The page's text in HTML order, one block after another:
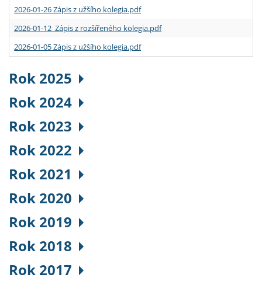
2026-01-26 Zápis z užšího kolegia.pdf
2026-01-12 Zápis z rozšířeného kolegia.pdf
2026-01-05 Zápis z užšího kolegia.pdf
Rok 2025
Rok 2024
Rok 2023
Rok 2022
Rok 2021
Rok 2020
Rok 2019
Rok 2018
Rok 2017